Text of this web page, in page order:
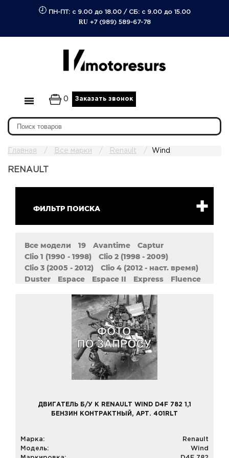
ПН-ПТ: с 9.00 до 18.00/ СБ: с 9.00 до 15.00
RU +7 (989) 589-67-78
0 Заказать звонок
Главная Все марки Renault Wind
RENAULT
ФИЛЬТР ПОИСКА
Все модели 19 Avantime
Captur
Clio 1 (1990 - 1998)
Clio 2 (1998 - 2009)
Clio 3 (2005 - 2012)
Clio 4 (2012 - наст. время)
Duster
Espace Espace II Express
Fluence
Grand Scenic 3 (2009 - наст. Время)
Kangoo 1 (1997 - 2009)
Kangoo 2 (2007 - наст. Время)
Koleos
Laguna 1 (1993 - 2002)
Laguna 2 (2001 - 2007)
Laguna 3 (2007 - наст. Время)
Latitude
Logan 1 (2004 - наст. Время)
Logan 2 (2013 - наст. Время)
Master
Megane 1 (1995 - 2008)
Megane 3 (2008 - наст. Время)
Modus
Pulse
Safrane 1 (1992 - 1997)
Safrane 2 (1996 - 2000)
Scenic 1 (1999 - 2003)
Scenic 2 (2003 - 2009)
Scenic 3 (2009 - наст. Время)
Sport Spider
ДВИГАТЕЛЬ Б/У К RENAULT WIND D4F 782 1,1
БЕНЗИН КОНТРАКТНЫЙ, АРТ. 401RLT
Марка:
Renault
Модель:
Wind